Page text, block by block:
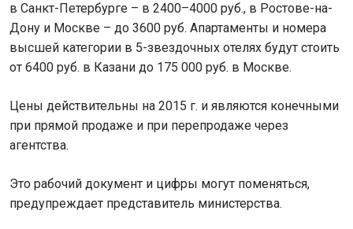
в Санкт-Петербурге – в 2400–4000 руб., в Ростове-на-
Дону и Москве – до 3600 руб. Апартаменты и номера
высшей категории в 5-звездочных отелях будут стоить
от 6400 руб. в Казани до 175 000 руб. в Москве.
Цены действительны на 2015 г. и являются конечными
при прямой продаже и при перепродаже через
агентства.
Это рабочий документ и цифры могут поменяться,
предупреждает представитель министерства.